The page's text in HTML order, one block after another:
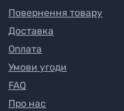
Повернення товару
Доставка
Оплата
Умови угоди
FAQ
Про нас